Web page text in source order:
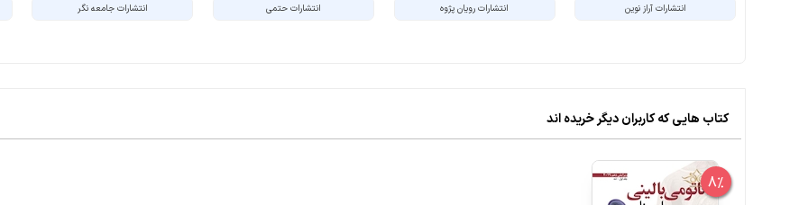
انتشارات آراز نوین
انتشارات رویان پژوه
انتشارات حتمی
انتشارات جامعه نگر
کتاب هایی که کاربران دیگر خریده اند
8%